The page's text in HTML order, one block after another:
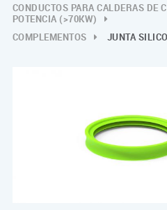
CONDUCTOS PARA CALDERAS DE
POTENCIA (>70KW)
COMPLEMENTOS
JUNTA